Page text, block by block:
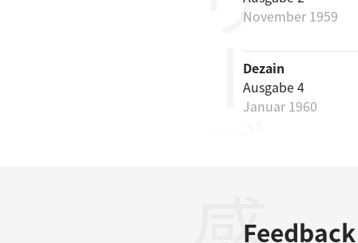
November 1959
Dezain
Ausgabe 4
Januar 1960
Feedback